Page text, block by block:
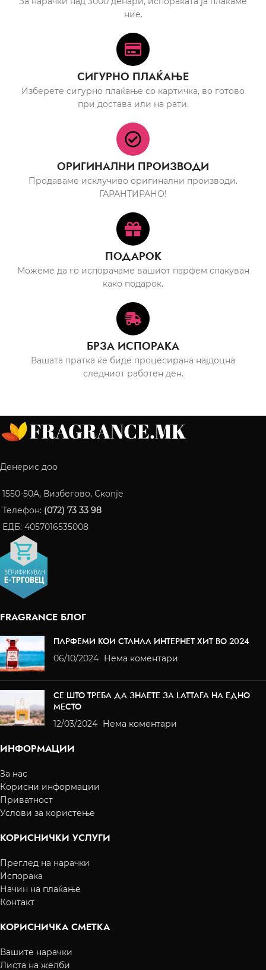
ние.
СИГУРНО ПЛАЌАЊЕ
Изберете сигурно плаќање со картичка, во готово
при достава или на рати.
ОРИГИНАЛНИ ПРОИЗВОДИ
Продаваме исклучиво оригинални производи.
ГАРАНТИРАНО!
ПОДАРОК
Можеме да го испорачаме вашиот парфем спакуван
како подарок.
БРЗА ИСПОРАКА
Вашата пратка ќе биде процесирана најдоцна
следниот работен ден.
Денерис доо
1550-50A, Визбегово, Скопје
Телефон: (072) 73 33 98
ЕДБ: 4057016535008
FRAGRANCE БЛОГ
ПАРФЕМИ КОИ СТАНАА ИНТЕРНЕТ ХИТ ВО 2024
06/10/2024 Нема коментари
СЕ ШТО ТРЕБА ДА ЗНАЕТЕ ЗА LATTAFA НА ЕДНО
МЕСТО
12/03/2024 Нема коментари
ИНФОРМАЦИИ
За нас
Корисни информации
Приватност
Услови за користење
КОРИСНИЧКИ УСЛУГИ
Преглед на нарачки
Испорака
Начин на плаќање
Контакт
КОРИСНИЧКА СМЕТКА
Вашите нарачки
Листа на желби